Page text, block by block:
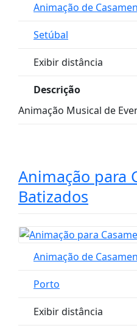
Animação de
Setúbal
Exibir distância
Descrição
Animação Musical de
Animação para
Batizados
Animação de
Porto
Exibir distância